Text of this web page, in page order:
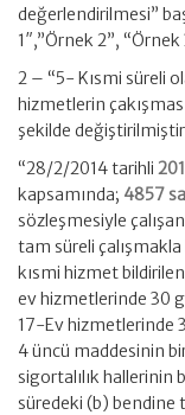
değerlendirilmesi”
1″,”Örnek 2”, “Örnek
2 – “5- Kısmi süreli
hizmetlerin
şekilde
“28/2/2014 tarihli
kapsamında; 4857
sözleşmesiyle
tam süreli
kısmi hizmet
ev hizmetlerinde 30
17-Ev hizmetlerinde
4 üncü maddesinin
sigortalılık hallerinin
süredeki (b) bendine